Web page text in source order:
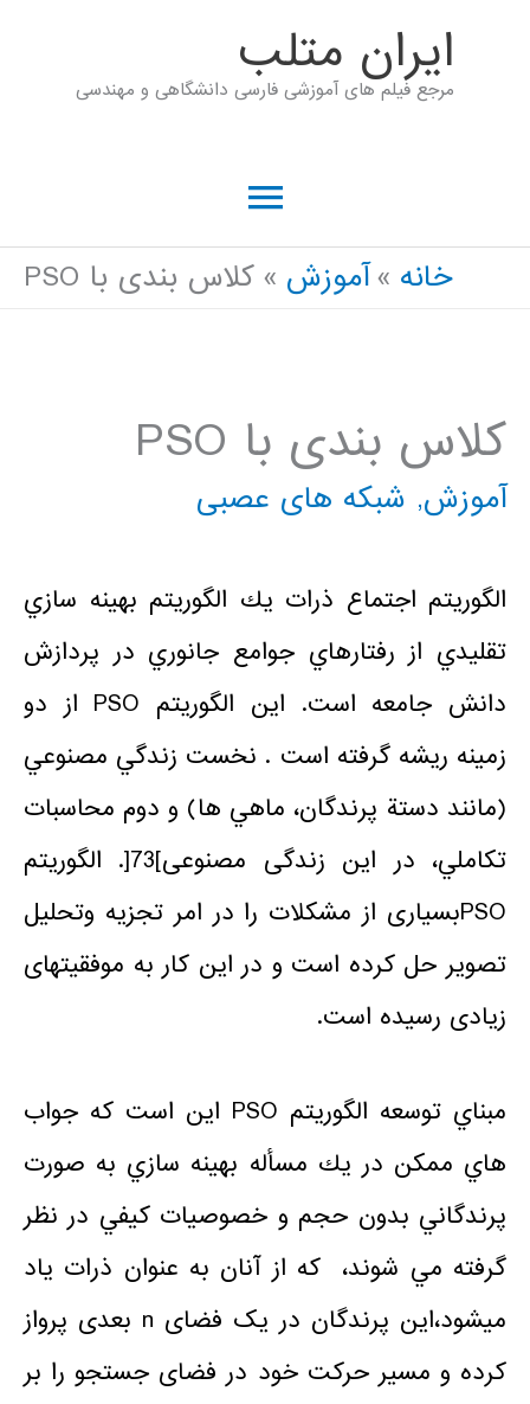
ايران متلب
مرجع فیلم های آموزشی فارسی دانشگاهی و مهندسی
فهرست
اصلی
خانه آموزش کلاس بندی با PSO
کلاس بندی با PSO
آموزش, شبکه های عصبی
الگوريتم اجتماع ذرات يك الگوريتم بهينه سازي
تقليدي از رفتارهاي جوامع جانوري در پردازش
دانش جامعه است. اين الگوريتم PSO از دو
زمينه ريشه گرفته است . نخست زندگي مصنوعي
(مانند دستة پرندگان، ماهي ها) و دوم محاسبات
تكاملي، در این زندگی مصنوعی]73[. الگوریتم
PSOبسیاری از مشکلات را در امر تجزیه وتحلیل
تصویر حل کرده است و در این کار به موفقیتهای
زیادی رسیده است.
مبناي توسعه الگوريتم PSO این است که جواب
هاي ممكن در يك مسأله بهينه سازي به صورت
پرندگاني بدون حجم و خصوصيات كيفي در نظر
گرفته مي شوند، كه از آنان به عنوان ذرات ياد
ميشود،این پرندگان در یک فضای n بعدی پرواز
کرده و مسیر حرکت خود در فضای جستجو را بر